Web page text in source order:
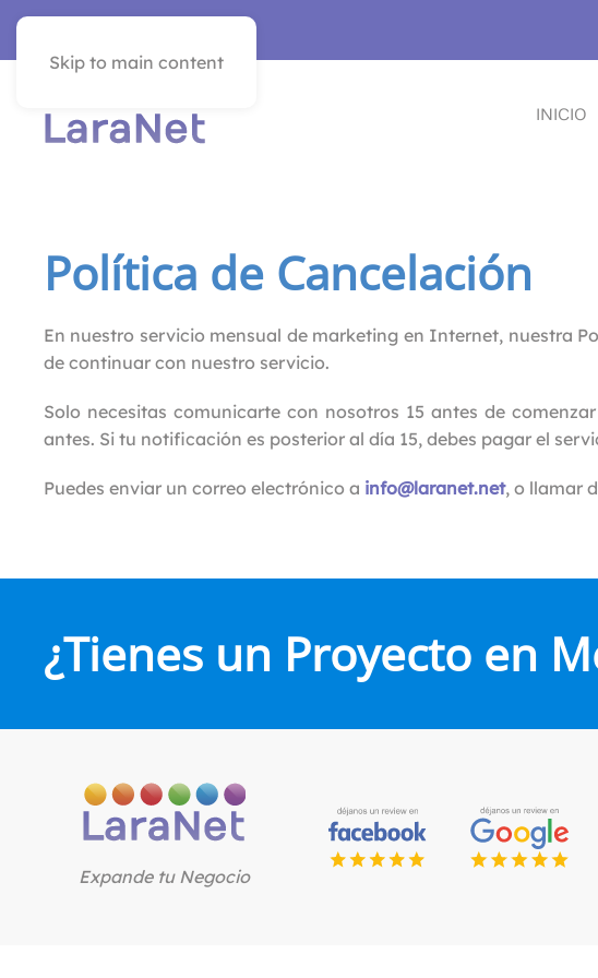
Skip to main content
INICIO
Política de Cancelación
En nuestro servicio mensual de marketing en Internet, nuestra
de continuar con nuestro servicio.
Solo necesitas comunicarte con nosotros 15 antes de
antes. Si tu notificación es posterior al día 15, debes pagar el
Puedes enviar un correo electrónico a info@laranet.net, o llamar
¿Tienes un Proyecto en
Expande tu Negocio